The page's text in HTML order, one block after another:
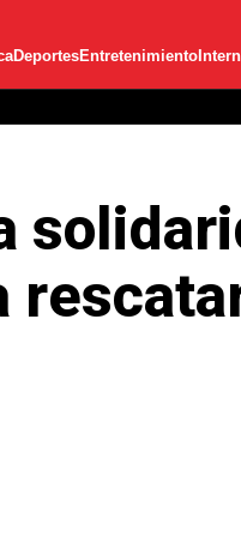
DeportesEntretenimiento